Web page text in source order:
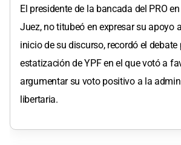
El presidente de la bancada del PRO
Juez, no titubeó en expresar su apoyo
inicio de su discurso, recordó el debate
estatización de YPF en el que votó a
argumentar su voto positivo a la
libertaria.